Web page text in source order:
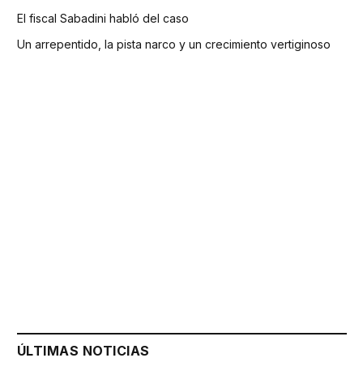
El fiscal Sabadini habló del caso
Un arrepentido, la pista narco y un crecimiento vertiginoso
ÚLTIMAS NOTICIAS